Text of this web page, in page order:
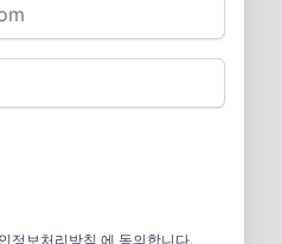
정보처리방침 에 동의합니다.
이트를 나눕니다 :)